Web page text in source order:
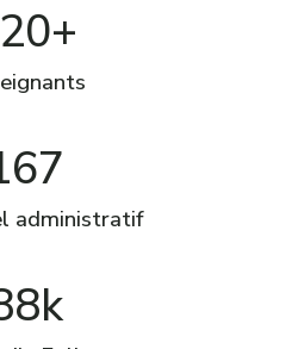
administratif